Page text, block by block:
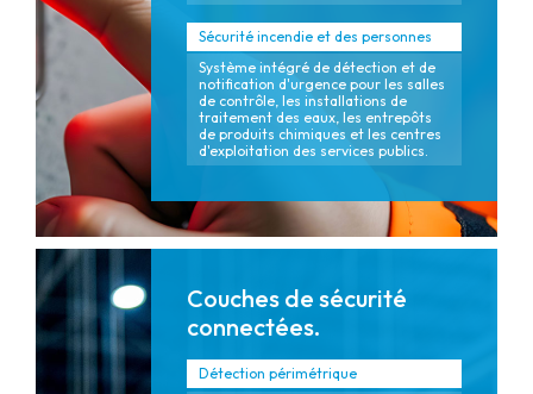
Sécurité incendie et des personnes
Système intégré de détection et de
notification d'urgence pour les salles
de contrôle, les installations de
traitement des eaux, les entrepôts
de produits chimiques et les centres
d'exploitation des services publics.
Couches de sécurité
connectées.
Détection périmétrique